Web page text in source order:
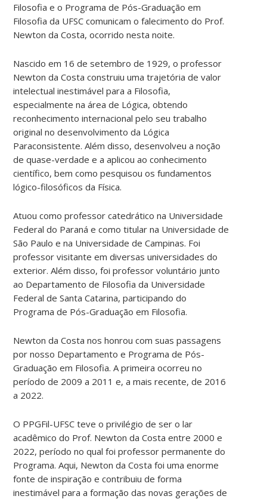
Filosofia e o Programa de Pós-Graduação em
Filosofia da UFSC comunicam o falecimento do Prof.
Newton da Costa, ocorrido nesta noite.
Nascido em 16 de setembro de 1929, o professor
Newton da Costa construiu uma trajetória de valor
intelectual inestimável para a Filosofia,
especialmente na área de Lógica, obtendo
reconhecimento internacional pelo seu trabalho
original no desenvolvimento da Lógica
Paraconsistente. Além disso, desenvolveu a noção
de quase-verdade e a aplicou ao conhecimento
científico, bem como pesquisou os fundamentos
lógico-filosóficos da Física.
Atuou como professor catedrático na Universidade
Federal do Paraná e como titular na Universidade de
São Paulo e na Universidade de Campinas. Foi
professor visitante em diversas universidades do
exterior. Além disso, foi professor voluntário junto
ao Departamento de Filosofia da Universidade
Federal de Santa Catarina, participando do
Programa de Pós-Graduação em Filosofia.
Newton da Costa nos honrou com suas passagens
por nosso Departamento e Programa de Pós-
Graduação em Filosofia. A primeira ocorreu no
período de 2009 a 2011 e, a mais recente, de 2016
a 2022.
O PPGFil-UFSC teve o privilégio de ser o lar
acadêmico do Prof. Newton da Costa entre 2000 e
2022, período no qual foi professor permanente do
Programa. Aqui, Newton da Costa foi uma enorme
fonte de inspiração e contribuiu de forma
inestimável para a formação das novas gerações de